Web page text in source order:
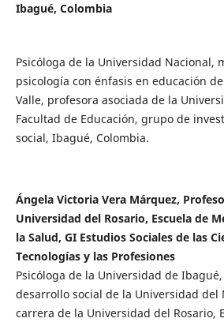
Ibagué, Colombia
Psicóloga de la Universidad Nacional,
psicología con énfasis en educación
Valle, profesora asociada de la
Facultad de Educación, grupo de
social, Ibagué, Colombia.
Ángela Victoria Vera Márquez,
Universidad del Rosario, Escuela de
la Salud, GI Estudios Sociales de las
Tecnologías y las Profesiones
Psicóloga de la Universidad de
desarrollo social de la Universidad del
carrera de la Universidad del Rosario,